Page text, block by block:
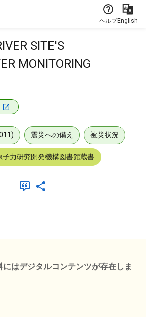
ヘルプEnglish
SITE'S
MONITORING
震災への備え 被災状況
子力研究開発機構図書館蔵書
にはデジタルコンテンツが存在しま